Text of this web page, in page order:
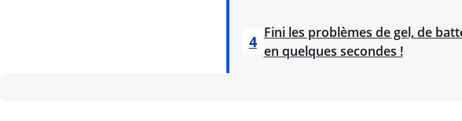
4 Fini les problèmes de gel, de
en quelques secondes !